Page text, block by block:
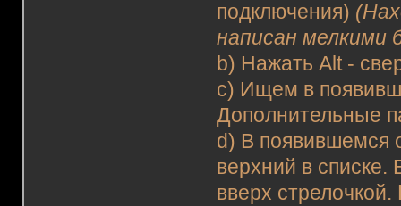
подключения)
написан мелкими
b) Нажать Alt -
c) Ищем в
Дополнительные
d) В появившемся
верхний в списке.
вверх